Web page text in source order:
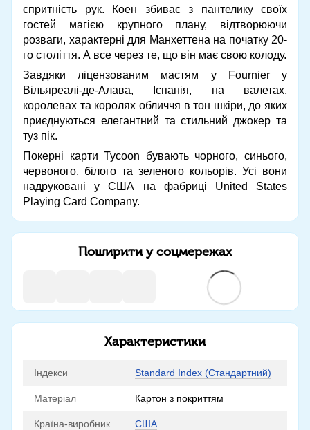
спритність рук. Коен збиває з пантелику своїх
гостей магією крупного плану, відтворюючи
розваги, характерні для Манхеттена на початку 20-
го століття. А все через те, що він має свою колоду.
Завдяки ліцензованим мастям у Fournier у
Вільяреалі-де-Алава, Іспанія, на валетах,
королевах та королях обличчя в тон шкіри, до яких
приєднуються елегантний та стильний джокер та
туз пік.
Покерні карти Tycoon бувають чорного, синього,
червоного, білого та зеленого кольорів. Усі вони
надруковані у США на фабриці United States
Playing Card Company.
Поширити у соцмережах
Характеристики
Індекси Standard Index (Стандартний)
Матеріал Картон з покриттям
Країна-виробник США